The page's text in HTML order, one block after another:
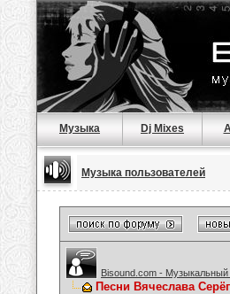
Музыка Dj Mixes
Музыка пользователей
Bisound.com - Музыкальный
Песни Вячеслава